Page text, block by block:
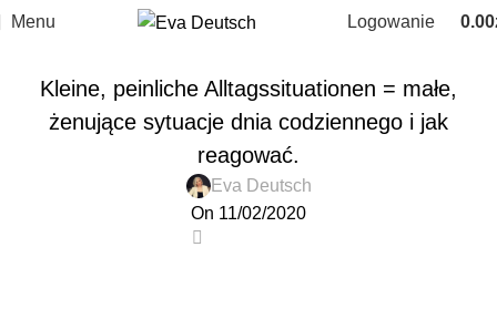
Menu Logowanie 0.00
Kleine, peinliche Alltagssituationen = małe,
żenujące sytuacje dnia codziennego i jak
reagować.
Eva Deutsch
On 11/02/2020